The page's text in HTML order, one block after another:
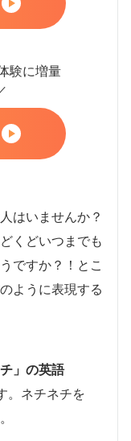
験に増量
はいませんか？
くどいつまでも
ですか？！とこ
ように表現する
」の英語
。ネチネチを